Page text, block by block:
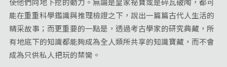
能在重重科學鑑識與推理檢證之下，說出一篇篇古代人生活的
精采故事；而更重要的一點是，透過考古學家的研究典藏，所
有地底下的知識都能夠成為全人類所共享的知識寶藏，而不會
成為只供私人把玩的禁臠。